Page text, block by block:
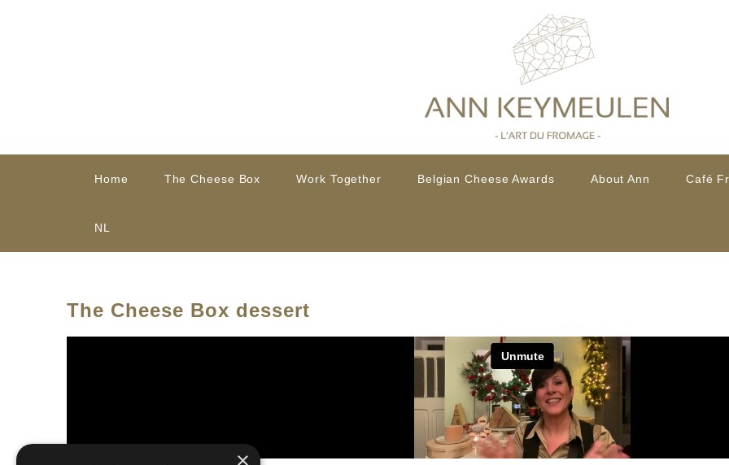
Home The Cheese Box Work Together Belgian Cheese Awards About Ann Café
NL
The Cheese Box dessert